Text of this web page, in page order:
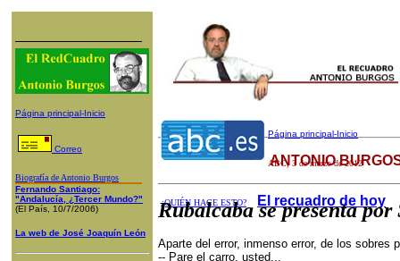
Página principal-Inicio
Correo
Biografía de Antonio Burgos
Fernando Santiago:
"Andalucía, ¿Tercer Mundo?"
(El País, 10/7/2006)
La web de José Joaquín León
Página principal-Inicio
ABC, 3 de marzo de 2012
¿QUIÉN HACE ESTO? El recuadro de hoy
ANTONIO
Rubalcaba se presenta
Aparte del error, inmenso error, de los sobres
-- Pare el carro, usted...